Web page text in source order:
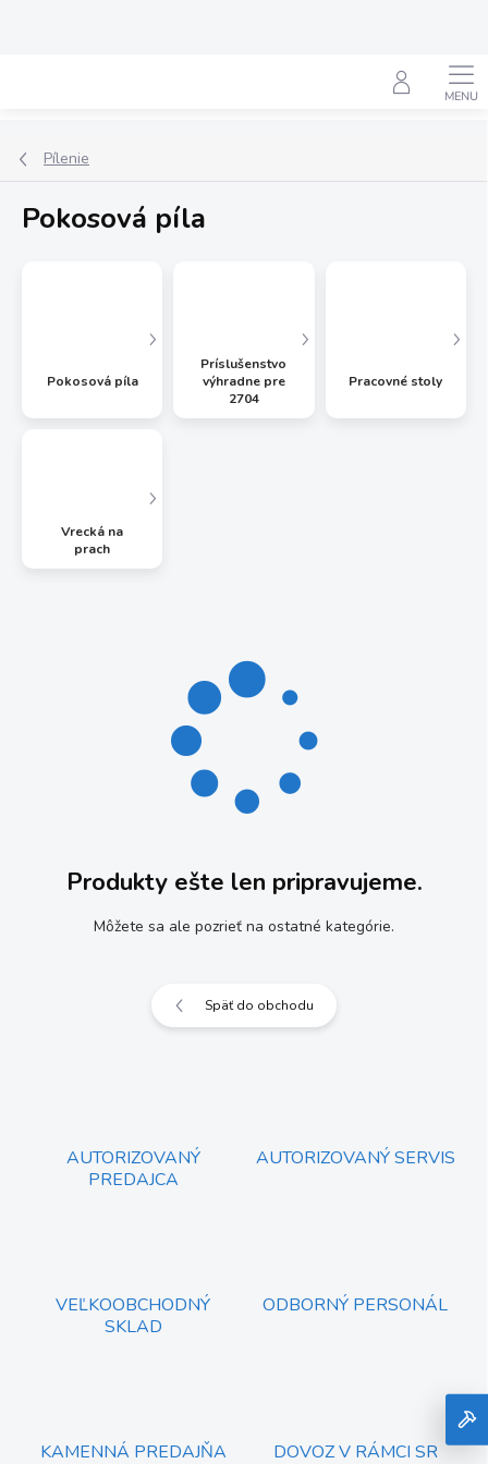
Hľadať
Pílenie
Pokosová píla
Pokosová píla
Príslušenstvo
výhradne pre
2704
Pracovné stoly
Vrecká na
prach
Produkty ešte len pripravujeme.
Môžete sa ale pozrieť na ostatné kategórie.
Späť do obchodu
AUTORIZOVANÝ
PREDAJCA
AUTORIZOVANÝ SERVIS
VEĽKOOBCHODNÝ
SKLAD
ODBORNÝ PERSONÁL
KAMENNÁ PREDAJŇA DOVOZ V RÁMCI SR